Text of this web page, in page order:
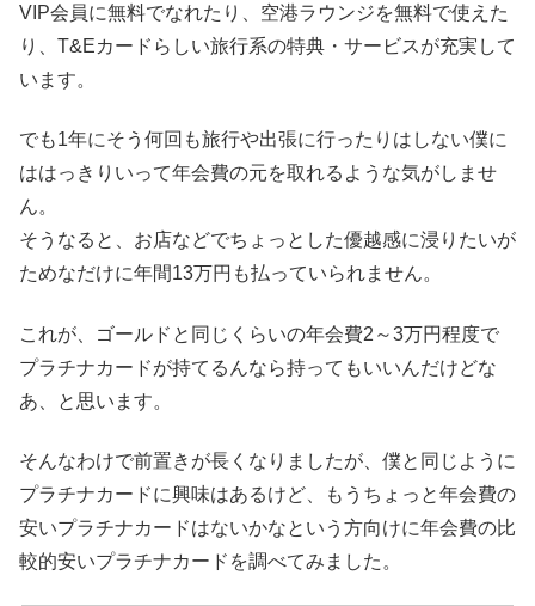
VIP会員に無料でなれたり、空港ラウンジを無料で使えた
り、T&Eカードらしい旅行系の特典・サービスが充実して
います。
でも1年にそう何回も旅行や出張に行ったりはしない僕に
ははっきりいって年会費の元を取れるような気がしませ
ん。
そうなると、お店などでちょっとした優越感に浸りたいが
ためなだけに年間13万円も払っていられません。
これが、ゴールドと同じくらいの年会費2～3万円程度で
プラチナカードが持てるんなら持ってもいいんだけどな
あ、と思います。
そんなわけで前置きが長くなりましたが、僕と同じように
プラチナカードに興味はあるけど、もうちょっと年会費の
安いプラチナカードはないかなという方向けに年会費の比
較的安いプラチナカードを調べてみました。